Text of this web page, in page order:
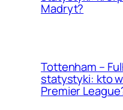
Madryt?
Tottenham –
statystyki: kto
Premier